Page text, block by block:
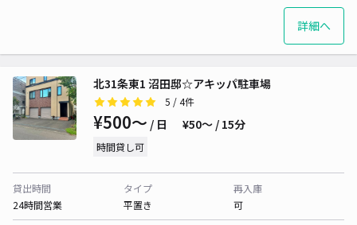
詳細へ
北31条東1 沼田邸☆アキッパ駐車場
5 / 4件
¥500〜 / 日 ¥50〜 / 15分
時間貸し可
貸出時間
24時間営業
タイプ
平置き
再入庫
可